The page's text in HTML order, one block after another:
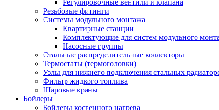
Регулировочные вентили и клапана
Резьбовые фитинги
Системы модульного монтажа
Квартирные станции
Комплектующие для систем модульного
Насосные группы
Стальные распределительные коллекторы
Термостаты (термоголовки)
Узлы для нижнего подключения стальных
Фильтр жидкого топлива
Шаровые краны
Бойлеры
Бойлеры косвенного нагрева